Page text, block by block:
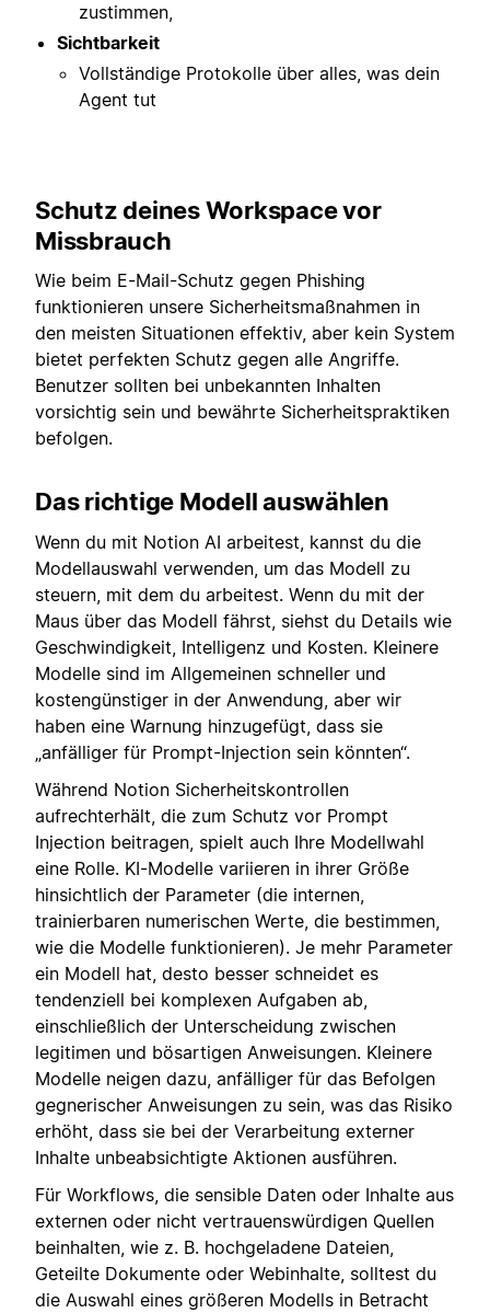
zustimmen,
Sichtbarkeit
Vollständige Protokolle über alles, was dein
Agent tut
Schutz deines Workspace vor
Missbrauch
Wie beim E-Mail-Schutz gegen Phishing
funktionieren unsere Sicherheitsmaßnahmen in
den meisten Situationen effektiv, aber kein System
bietet perfekten Schutz gegen alle Angriffe.
Benutzer sollten bei unbekannten Inhalten
vorsichtig sein und bewährte Sicherheitspraktiken
befolgen.
Das richtige Modell auswählen
Wenn du mit Notion AI arbeitest, kannst du die
Modellauswahl verwenden, um das Modell zu
steuern, mit dem du arbeitest. Wenn du mit der
Maus über das Modell fährst, siehst du Details wie
Geschwindigkeit, Intelligenz und Kosten. Kleinere
Modelle sind im Allgemeinen schneller und
kostengünstiger in der Anwendung, aber wir
haben eine Warnung hinzugefügt, dass sie
„anfälliger für Prompt-Injection sein könnten“.
Während Notion Sicherheitskontrollen
aufrechterhält, die zum Schutz vor Prompt
Injection beitragen, spielt auch Ihre Modellwahl
eine Rolle. KI-Modelle variieren in ihrer Größe
hinsichtlich der Parameter (die internen,
trainierbaren numerischen Werte, die bestimmen,
wie die Modelle funktionieren). Je mehr Parameter
ein Modell hat, desto besser schneidet es
tendenziell bei komplexen Aufgaben ab,
einschließlich der Unterscheidung zwischen
legitimen und bösartigen Anweisungen. Kleinere
Modelle neigen dazu, anfälliger für das Befolgen
gegnerischer Anweisungen zu sein, was das Risiko
erhöht, dass sie bei der Verarbeitung externer
Inhalte unbeabsichtigte Aktionen ausführen.
Für Workflows, die sensible Daten oder Inhalte aus
externen oder nicht vertrauenswürdigen Quellen
beinhalten, wie z. B. hochgeladene Dateien,
Geteilte Dokumente oder Webinhalte, solltest du
die Auswahl eines größeren Modells in Betracht